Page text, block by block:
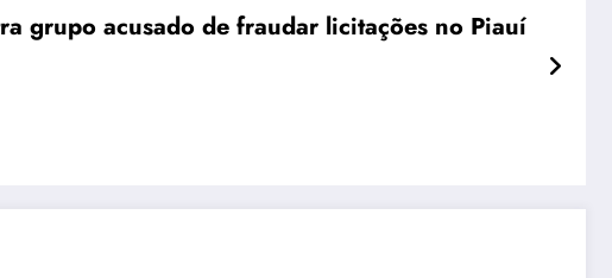
grupo acusado de fraudar licitações no Piauí